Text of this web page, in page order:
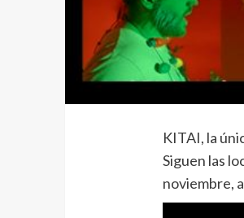
KITAI, la
Siguen las
noviembre,